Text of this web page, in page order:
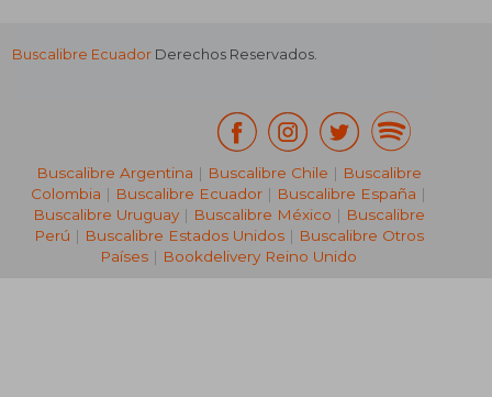
Buscalibre Ecuador Derechos Reservados.
Buscalibre Argentina | Buscalibre Chile | Buscalibre
Colombia | Buscalibre Ecuador | Buscalibre España |
Buscalibre Uruguay| Buscalibre México | Buscalibre
Perú | Buscalibre Estados Unidos| Buscalibre Otros
Países | Bookdelivery Reino Unido